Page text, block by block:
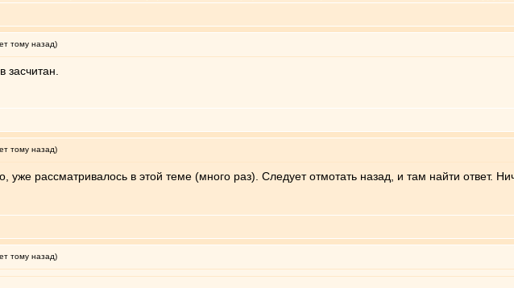
тому назад)
тому назад)
уже рассматривалось в этой теме (много раз). Следует отмотать назад, и там найти ответ.
тому назад)